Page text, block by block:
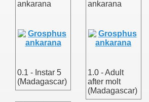
ankarana
0.1 - Instar 5
(Madagascar)
ankarana
1.0 - Adult
after molt
(Madagascar)
gibbosus)